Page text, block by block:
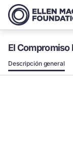
El Compromiso
Descripción general